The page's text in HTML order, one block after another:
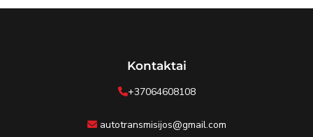
Kontaktai
+37064608108
autotransmisijos@gmail.com